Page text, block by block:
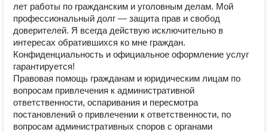
лет работы по гражданским и уголовным делам. Мой
профессиональный долг — защита прав и свобод
доверителей. Я всегда действую исключительно в
интересах обратившихся ко мне граждан.
Конфиденциальность и официальное оформление услуг
гарантируется!
Правовая помощь гражданам и юридическим лицам по
вопросам привлечения к административной
ответственности, оспаривания и пересмотра
постановлений о привлечении к ответственности, по
вопросам административных споров с органами